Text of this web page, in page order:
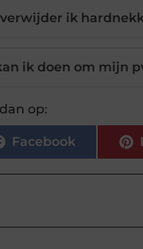
verwijder ik
ik doen om mijn
op:
Facebook